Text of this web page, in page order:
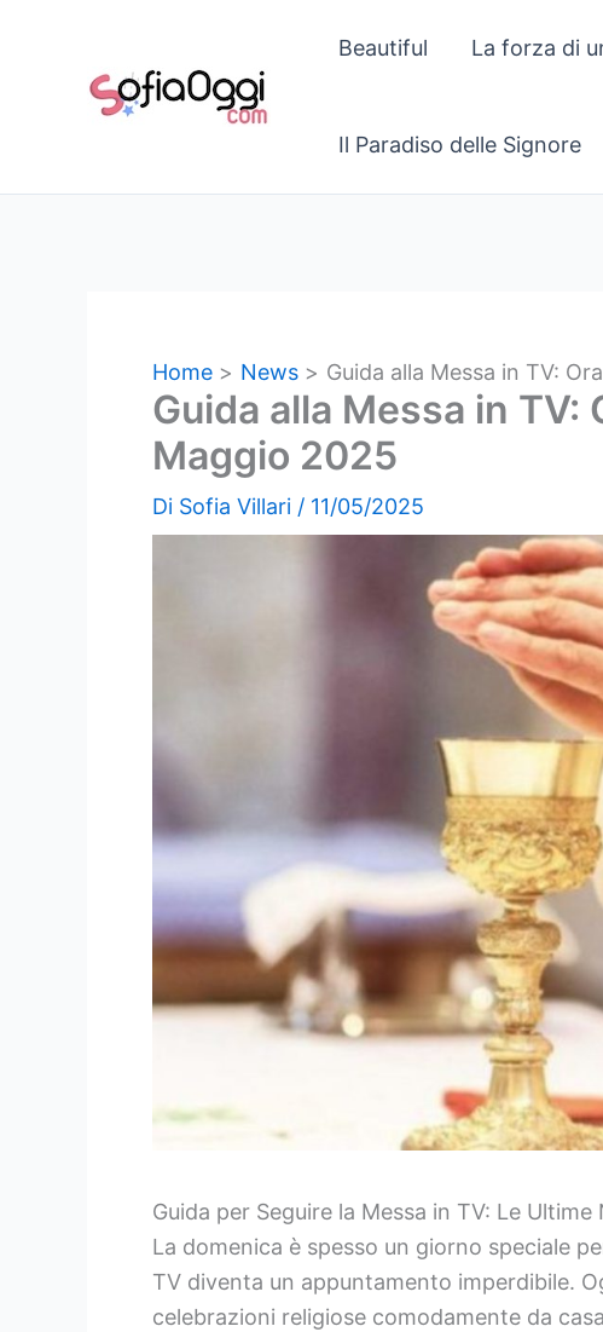
contenuto
Beautiful La forza di
Il Paradiso delle Signore
Home News Guida alla Messa in TV:
Guida alla Messa in TV:
Maggio 2025
Di Sofia Villari / 11/05/2025
Guida per Seguire la Messa in TV: Le
La domenica è spesso un giorno speciale
TV diventa un appuntamento imperdibile.
celebrazioni religiose comodamente da